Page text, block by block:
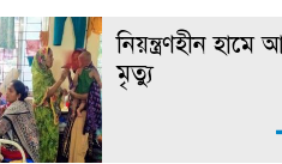
নিয়ন্ত্রণহীন
মৃত্যু